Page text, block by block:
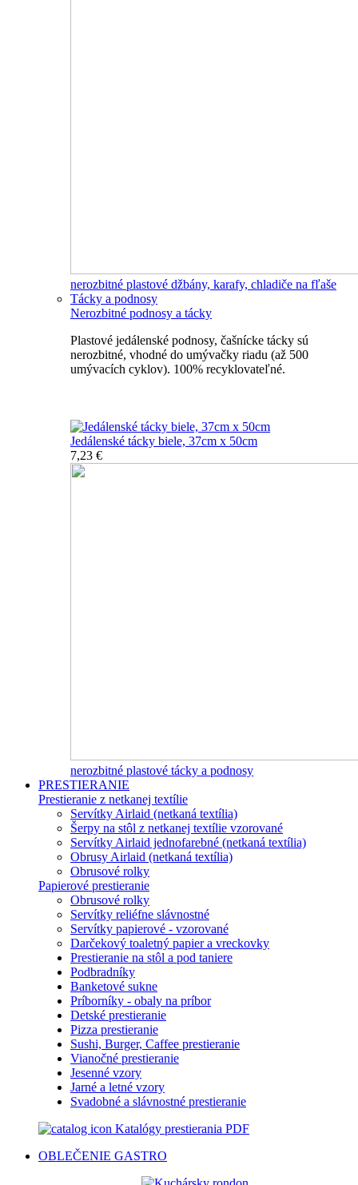
nerozbitné plastové džbány, karafy, chladiče na fľaše
Tácky a podnosy
Nerozbitné podnosy a tácky
Plastové jedálenské podnosy, čašnícke tácky sú
nerozbitné, vhodné do umývačky riadu (až 500
umývacích cyklov). 100% recyklovateľné.
Jedálenské tácky biele, 37cm x 50cm
7,23 €
nerozbitné plastové tácky a podnosy
PRESTIERANIE
Prestieranie z netkanej textílie
Servítky Airlaid (netkaná textília)
Šerpy na stôl z netkanej textílie vzorované
Servítky Airlaid jednofarebné (netkaná textília)
Obrusy Airlaid (netkaná textília)
Obrusové rolky
Papierové prestieranie
Obrusové rolky
Servítky reliéfne slávnostné
Servítky papierové - vzorované
Darčekový toaletný papier a vreckovky
Prestieranie na stôl a pod taniere
Podbradníky
Banketové sukne
Príborníky - obaly na príbor
Detské prestieranie
Pizza prestieranie
Sushi, Burger, Caffee prestieranie
Vianočné prestieranie
Jesenné vzory
Jarné a letné vzory
Svadobné a slávnostné prestieranie
Katalógy prestierania PDF
OBLEČENIE GASTRO